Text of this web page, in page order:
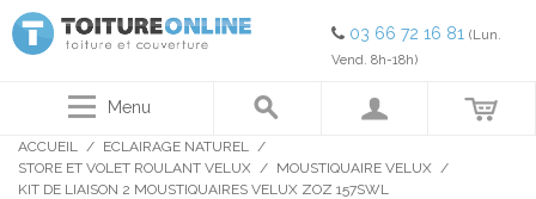
03 66 72 16 81 (Lun.
Vend. 8h-18h)
Menu
ACCUEIL / ECLAIRAGE NATUREL /
STORE ET VOLET ROULANT VELUX / MOUSTIQUAIRE VELUX /
KIT DE LIAISON 2 MOUSTIQUAIRES VELUX ZOZ 157SWL